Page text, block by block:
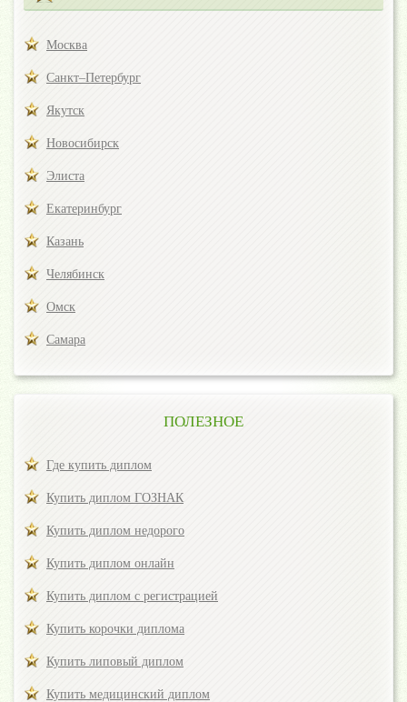
Москва
Санкт–Петербург
Якутск
Новосибирск
Элиста
Екатеринбург
Казань
Челябинск
Омск
Самара
ПОЛЕЗНОЕ
Где купить диплом
Купить диплом ГОЗНАК
Купить диплом недорого
Купить диплом онлайн
Купить диплом с регистрацией
Купить корочки диплома
Купить липовый диплом
Купить медицинский диплом